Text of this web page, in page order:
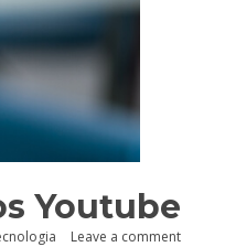
Youtube
Leave a comment